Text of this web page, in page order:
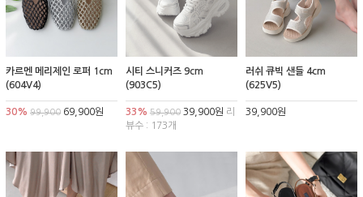
카르멘 메리제인 로퍼 1cm
(604V4)
30% 99,900 69,900원
시티 스니커즈 9cm
(903C5)
33% 59,90039,900원 리
뷰수 : 173개
러쉬 큐빅 샌들 4cm
(625V5)
39,900원